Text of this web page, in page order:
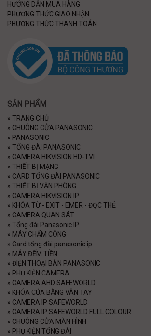
HƯỚNG DẪN MUA HÀNG
PHƯƠNG THỨC GIAO NHẬN
PHƯƠNG THỨC THANH TOÁN
SẢN PHẨM
» TRANG CHỦ
» CHUÔNG CỬA PANASONIC
» PANASONIC
» TỔNG ĐÀI PANASONIC
» CAMERA HIKVISION HD-TVI
» THIẾT BỊ MẠNG
» CARD TỔNG ĐÀI PANASONIC
» THIẾT BỊ VĂN PHÒNG
» CAMERA HIKVISION IP
» KHÓA TỪ - EXIT - EMER - ĐỌC THẺ
» CAMERA QUAN SÁT
» Tổng đài Panasonic IP
» MÁY CHẤM CÔNG
» Card tổng đài panasonic ip
» MÁY ĐẾM TIỀN
» ĐIỆN THOẠI BÀN PANASONIC
» PHỤ KIỆN CAMERA
» CAMERA AHD SAFEWORLD
» KHÓA CỦA BẰNG VÂN TAY
» CAMERA IP SAFEWORLD
» CAMERA IP SAFEWORLD FULL COLOUR
» CHUÔNG CỬA MÀN HÌNH
» PHỤ KIỆN TỔNG ĐÀI